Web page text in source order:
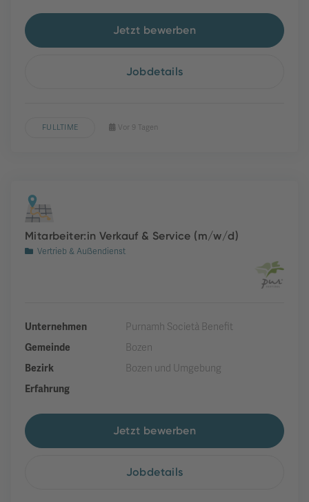
Jetzt bewerben
Jobdetails
FULLTIME Vor 9 Tagen
Mitarbeiter:in Verkauf & Service (m/w/d)
Vertrieb & Außendienst
Unternehmen
Purnamh Società Benefit
Gemeinde
Bozen
Bezirk
Bozen und Umgebung
Erfahrung
Jetzt bewerben
Jobdetails